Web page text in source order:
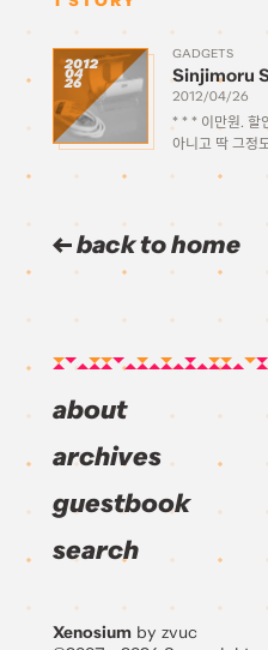
2012
04
26
GADGETS
Sinjimoru
2012/04/26
* * * 이만원. 할
아니고 딱 그정
back to home
about
archives
guestbook
search
Xenosium by zvuc